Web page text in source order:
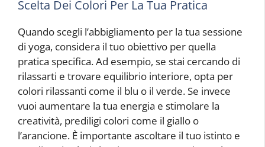
Scelta Dei Colori Per La Tua Pratica
Quando scegli l’abbigliamento per la tua sessione
di yoga, considera il tuo obiettivo per quella
pratica specifica. Ad esempio, se stai cercando di
rilassarti e trovare equilibrio interiore, opta per
colori rilassanti come il blu o il verde. Se invece
vuoi aumentare la tua energia e stimolare la
creatività, prediligi colori come il giallo o
l’arancione. È importante ascoltare il tuo istinto e